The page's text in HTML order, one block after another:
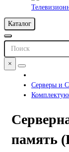
Каталог
×
Серверы и
память